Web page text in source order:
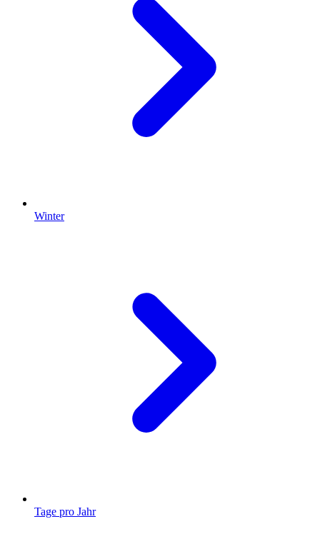
Winter
Tage pro Jahr